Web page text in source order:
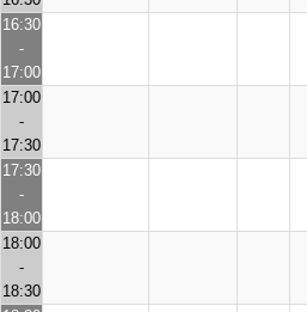
16:30
-
17:00
17:00
-
17:30
17:30
-
18:00
18:00
-
18:30